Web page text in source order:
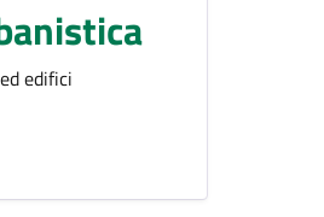
edifici